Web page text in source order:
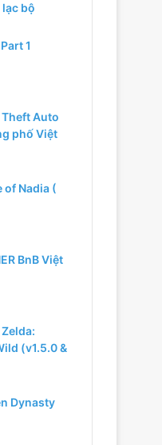
bộ
1
Theft Auto
phố Việt
of Nadia (
BnB Việt
(v1.5.0 &
Dynasty